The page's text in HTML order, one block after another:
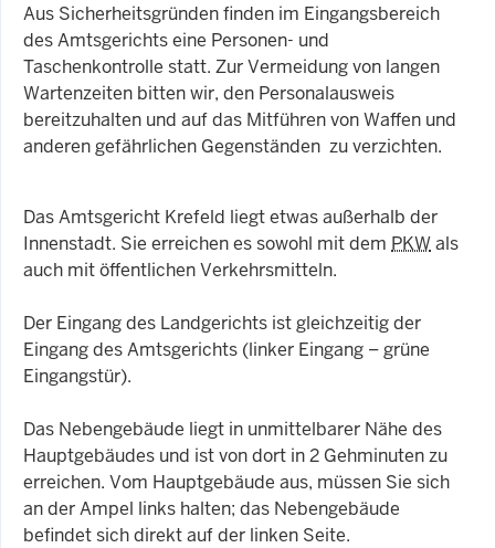
Aus Sicherheitsgründen finden im Eingangsbereich
des Amtsgerichts eine Personen- und
Taschenkontrolle statt. Zur Vermeidung von langen
Wartenzeiten bitten wir, den Personalausweis
bereitzuhalten und auf das Mitführen von Waffen und
anderen gefährlichen Gegenständen zu verzichten.
Das Amtsgericht Krefeld liegt etwas außerhalb der
Innenstadt. Sie erreichen es sowohl mit dem PKWals
auch mit öffentlichen Verkehrsmitteln.
Der Eingang des Landgerichts ist gleichzeitig der
Eingang des Amtsgerichts (linker Eingang – grüne
Eingangstür).
Das Nebengebäude liegt in unmittelbarer Nähe des
Hauptgebäudes und ist von dort in 2 Gehminuten zu
erreichen. Vom Hauptgebäude aus, müssen Sie sich
an der Ampel links halten; das Nebengebäude
befindet sich direkt auf der linken Seite.